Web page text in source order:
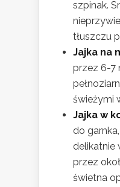
szpinak.
tłuszczu
Jajka na
przez 6-7
świeżymi
Jajka w
do
delikatnie
przez
świetna